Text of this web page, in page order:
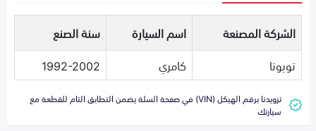
الشركة المصنعة اسم السيارة
سنة الصنع
تويوتا
كامري 1992-2002
تزويدنا برقم الهيكل (VIN) في صفحة السلة يضمن التطابق التام للقطعة مع
سيارتك